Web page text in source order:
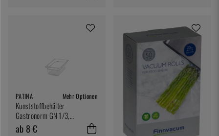
PATINA Mehr Optionen
Kunststoffbehälter
Gastronorm GN 1/3,
transparent - Patina
ab 8 €